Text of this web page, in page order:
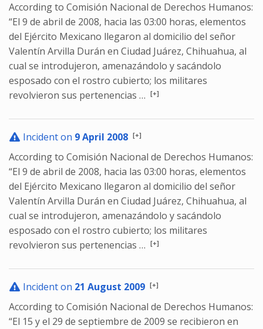
According to Comisión Nacional de Derechos Humanos:
“El 9 de abril de 2008, hacia las 03:00 horas, elementos
del Ejército Mexicano llegaron al domicilio del señor
Valentín Arvilla Durán en Ciudad Juárez, Chihuahua, al
cual se introdujeron, amenazándolo y sacándolo
esposado con el rostro cubierto; los militares
revolvieron sus pertenencias … [+]
Incident on 9 April 2008 [+]
According to Comisión Nacional de Derechos Humanos:
“El 9 de abril de 2008, hacia las 03:00 horas, elementos
del Ejército Mexicano llegaron al domicilio del señor
Valentín Arvilla Durán en Ciudad Juárez, Chihuahua, al
cual se introdujeron, amenazándolo y sacándolo
esposado con el rostro cubierto; los militares
revolvieron sus pertenencias … [+]
Incident on 21 August 2009 [+]
According to Comisión Nacional de Derechos Humanos:
“El 15 y el 29 de septiembre de 2009 se recibieron en